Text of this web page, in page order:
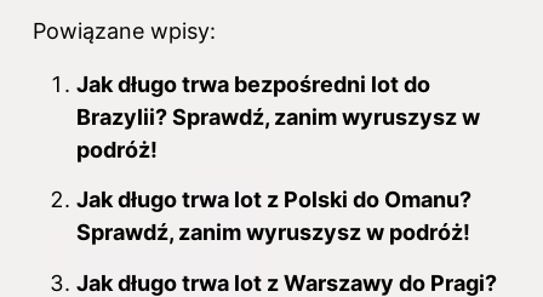
Powiązane wpisy:
Jak długo trwa bezpośredni lot do
Brazylii? Sprawdź, zanim wyruszysz w
podróż!
Jak długo trwa lot z Polski do Omanu?
Sprawdź, zanim wyruszysz w podróż!
Jak długo trwa lot z Warszawy do Pragi?